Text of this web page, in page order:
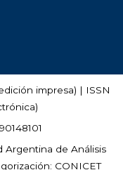
impresa) | ISSN
Argentina de Análisis
CONICET